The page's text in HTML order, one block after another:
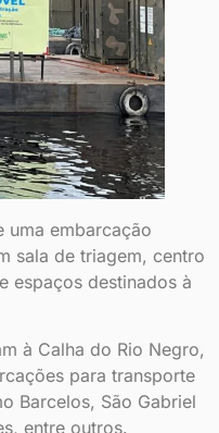
uma embarcação
sala de triagem, centro
espaços destinados à
à Calha do Rio Negro,
para transporte
Barcelos, São Gabriel
entre outros.